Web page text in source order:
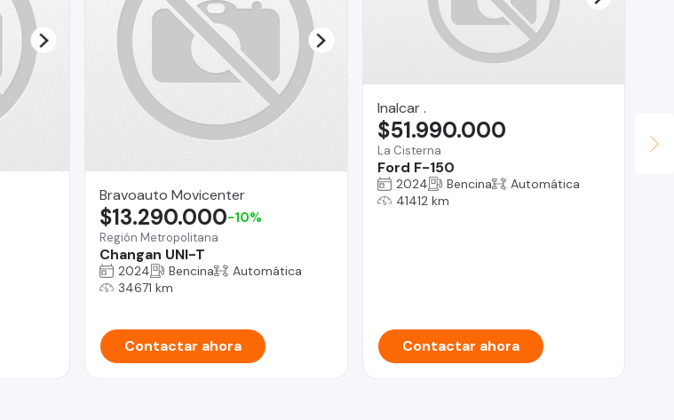
Bravoauto Movicenter
Región Metropolitana
Changan UNI-T
$13.290.000-10%
2024 Bencina
Automática
34671 km
Contactar ahora
Inalcar .
La Cisterna
Ford F-150
$51.990.000
2024 Bencina
Automática
41412 km
Contactar ahora